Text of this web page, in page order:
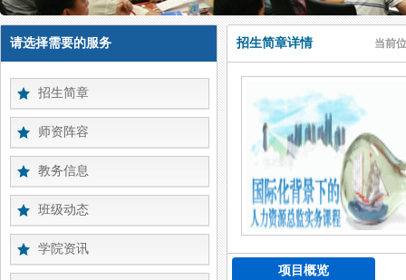
请选择需要的服务
招生简章
师资阵容
教务信息
班级动态
学院资讯
当前
招生简章详情
项目概览